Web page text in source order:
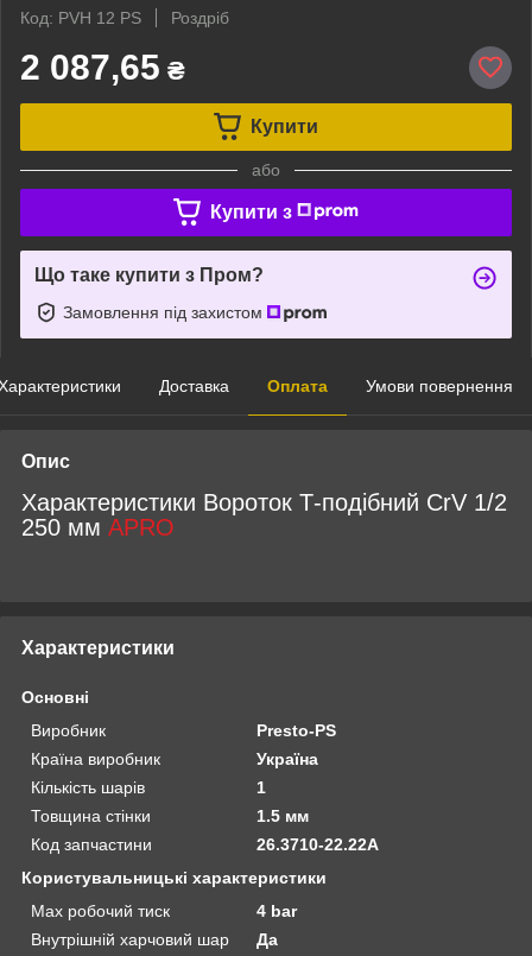
Код: PVH 12 PS
Роздріб
2 087,65 ₴
Купити
або
Купити з
Що таке купити з Пром?
Замовлення під захистом
Доставка Оплата Умови повернення
Опис
Характеристики Вороток Т-подібний CrV 1/2
250 мм APRO
Характеристики
Основні
Виробник
Presto-PS
Країна виробник
Україна
Кількість шарів
1
Товщина стінки
1.5 мм
Код запчастини
26.3710-22.22А
Користувальницькі характеристики
Max робочий тиск
4 bar
Внутрішній харчовий шар
Да